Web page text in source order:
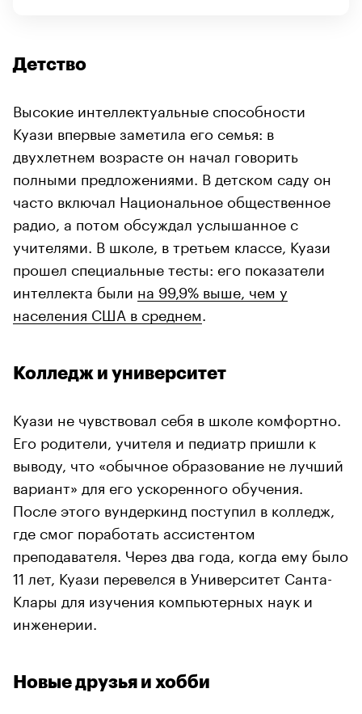
Детство
Высокие интеллектуальные способности
Куази впервые заметила его семья: в
двухлетнем возрасте он начал говорить
полными предложениями. В детском саду он
часто включал Национальное общественное
радио, а потом обсуждал услышанное с
учителями. В школе, в третьем классе, Куази
прошел специальные тесты: его показатели
интеллекта были на 99,9% выше, чем у
населения США в среднем
Колледж и университет
Куази не чувствовал себя в школе комфортно.
Его родители, учителя и педиатр пришли к
выводу, что «обычное образование не лучший
вариант» для его ускоренного обучения.
После этого вундеркинд поступил в колледж,
где смог поработать ассистентом
преподавателя. Через два года, когда ему было
11 лет, Куази перевелся в Университет Санта-
Клары для изучения компьютерных наук и
инженерии.
Новые друзья и хобби